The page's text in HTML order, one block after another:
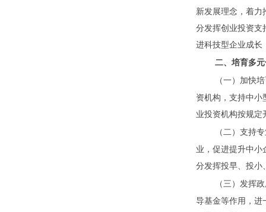
新发展理念，着力
分发挥创业投资支
进科技型企业成长
二、培育多
（一）加快
资机构，支持中小
业投资机构按规定
（二）支持
业，促进提升中小
分发挥投早、投小
（三）发挥
导基金等作用，进